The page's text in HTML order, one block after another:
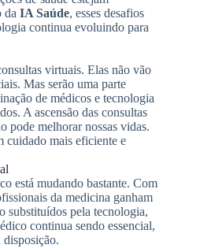
da IA Saúde, esses desafios
continua evoluindo para
virtuais. Elas não vão
Mas serão uma parte
de médicos e tecnologia
A ascensão das consultas
pode melhorar nossas vidas.
cuidado mais eficiente e
está mudando bastante. Com
da medicina ganham
substituídos pela tecnologia,
continua sendo essencial,
disposição.